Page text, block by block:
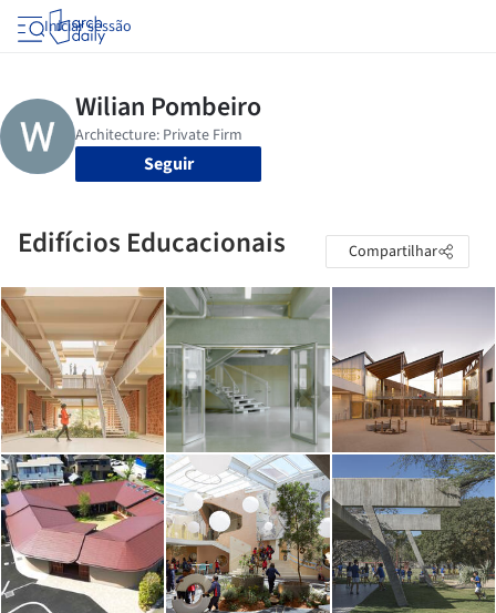
Iniciar sessão
Seguir
Edifícios Educacionais Compartilhar